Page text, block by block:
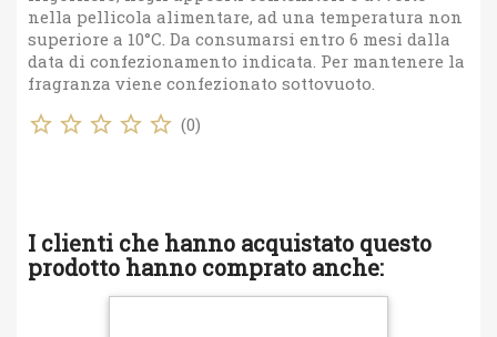
nella pellicola alimentare, ad una temperatura non
superiore a 10°C. Da consumarsi entro 6 mesi dalla
data di confezionamento indicata. Per mantenere la
fragranza viene confezionato sottovuoto.
star_border star_border star_border star_border star_border (0)
I clienti che hanno acquistato questo
prodotto hanno comprato anche: